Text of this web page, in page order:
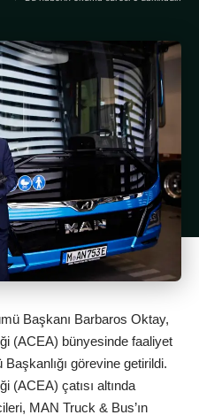
Başkanı Barbaros Oktay,
(ACEA) bünyesinde faaliyet
görevine getirildi.
(ACEA) çatısı altında
MAN Truck & Bus’ın